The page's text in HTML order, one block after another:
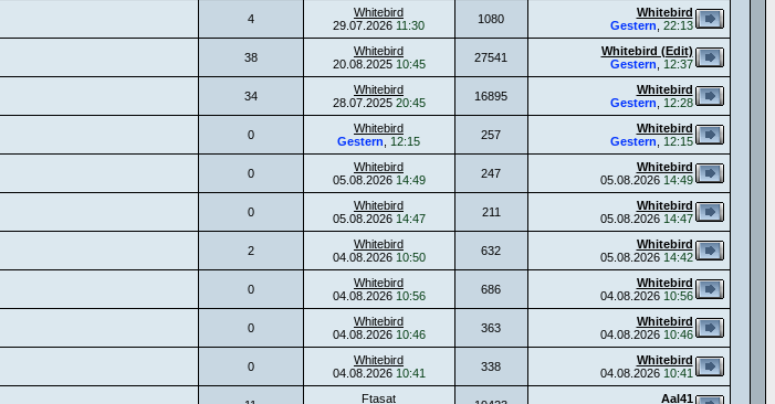
4
Whitebird
29.07.2026 11:30 1080
Whitebird
Gestern 22:13
38
Whitebird
20.08.2025 10:45 27541
Whitebird (Edit)
Gestern
12:37
34
Whitebird
28.07.2025 20:45 16895
Whitebird
Gestern
12:28
0
Whitebird
Gestern
12:15 257
Whitebird
Gestern
12:15
0
Whitebird
05.08.2026 14:49 247
Whitebird
05.08.2026 14:49
0
Whitebird
05.08.2026 14:47 211
Whitebird
05.08.2026 14:47
2
Whitebird
04.08.2026 10:50 632
Whitebird
05.08.2026 14:42
0
Whitebird
04.08.2026 10:56 686
Whitebird
04.08.2026 10:56
0
Whitebird
04.08.2026 10:46 363
Whitebird
04.08.2026 10:46
0
Whitebird
04.08.2026 10:41 338
Whitebird
04.08.2026 10:41
Ftasat Aal41